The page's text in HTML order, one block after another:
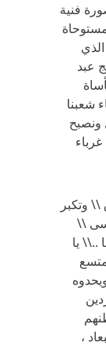
فنية
عبد
شعبنا
ونصبح
\\ وتكبر
\\
..\\ يا
،